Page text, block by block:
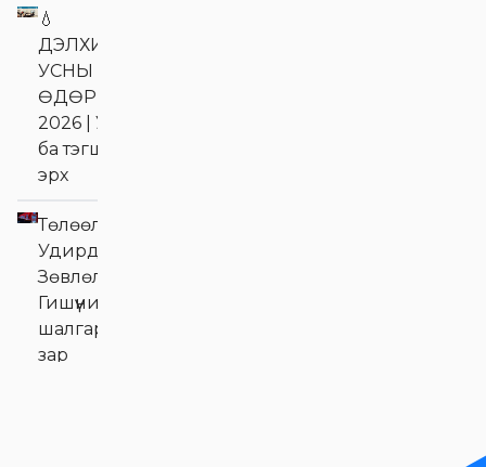
💧
ДЭЛХИЙН
УСНЫ
ӨДӨР
2026 | Ус
ба тэгш
эрх
Төлөөлөн
Удирдах
Зөвлөлийн
Гишүүний сонгон
шалгаруулалтын
зар